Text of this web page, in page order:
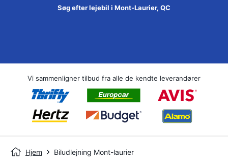
Søg efter lejebil i Mont-Laurier, QC
Vi sammenligner tilbud fra alle de kendte leverandører
Hjem Biludlejning Mont-laurier